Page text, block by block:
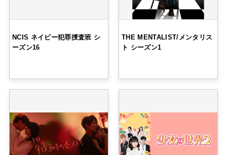
NCIS ネイビー犯罪捜査班 シ
ーズン16
THE MENTALIST/メンタリス
ト シーズン1